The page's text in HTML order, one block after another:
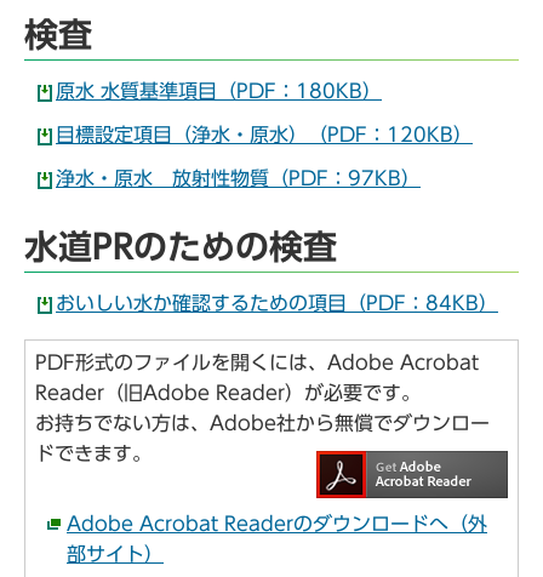
検査
原水 水質基準項目（PDF：180KB）
目標設定項目（浄水・原水）（PDF：120KB）
浄水・原水 放射性物質（PDF：97KB）
水道PRのための検査
おいしい水か確認するための項目（PDF：84KB）
PDF形式のファイルを開くには、Adobe Acrobat
Reader（旧Adobe Reader）が必要です。
お持ちでない方は、Adobe社から無償でダウンロー
ドできます。
Adobe Acrobat Readerのダウンロードへ（外
部サイト）